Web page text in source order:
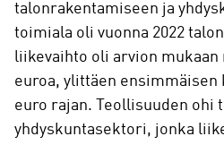
talonrakentamiseen ja
toimiala oli vuonna 2022
liikevaihto oli arvion mukaan
euroa, ylittäen
euro rajan. Teollisuuden ohi
yhdyskuntasektori, jonka